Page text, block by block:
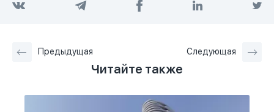
Предыдущая Следующая
Читайте также